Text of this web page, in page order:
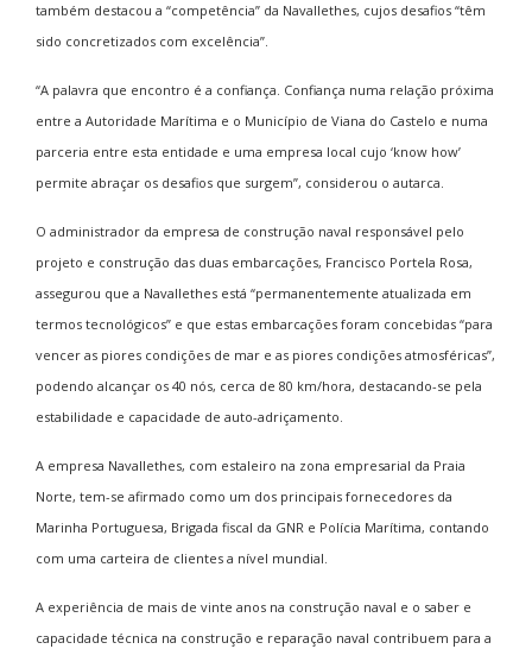
também destacou a “competência” da Navallethes, cujos desafios “têm
sido concretizados com excelência”.
“A palavra que encontro é a confiança. Confiança numa relação próxima
entre a Autoridade Marítima e o Município de Viana do Castelo e numa
parceria entre esta entidade e uma empresa local cujo ‘know how’
permite abraçar os desafios que surgem”, considerou o autarca.
O administrador da empresa de construção naval responsável pelo
projeto e construção das duas embarcações, Francisco Portela Rosa,
assegurou que a Navallethes está “permanentemente atualizada em
termos tecnológicos” e que estas embarcações foram concebidas “para
vencer as piores condições de mar e as piores condições atmosféricas”,
podendo alcançar os 40 nós, cerca de 80 km/hora, destacando-se pela
estabilidade e capacidade de auto-adriçamento.
A empresa Navallethes, com estaleiro na zona empresarial da Praia
Norte, tem-se afirmado como um dos principais fornecedores da
Marinha Portuguesa, Brigada fiscal da GNR e Polícia Marítima, contando
com uma carteira de clientes a nível mundial.
A experiência de mais de vinte anos na construção naval e o saber e
capacidade técnica na construção e reparação naval contribuem para a